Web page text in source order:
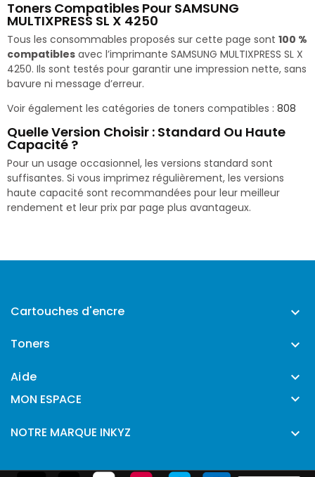
Toners Compatibles Pour SAMSUNG
MULTIXPRESS SL X 4250
Tous les consommables proposés sur cette page sont 100 %
compatibles avec l’imprimante SAMSUNG MULTIXPRESS SL X
4250. Ils sont testés pour garantir une impression nette, sans
bavure ni message d’erreur.
Voir également les catégories de toners compatibles : 808
Quelle Version Choisir : Standard Ou Haute
Capacité ?
Pour un usage occasionnel, les versions standard sont
suffisantes. Si vous imprimez régulièrement, les versions
haute capacité sont recommandées pour leur meilleur
rendement et leur prix par page plus avantageux.
Cartouches d'encre 
Toners 
Aide 
MON ESPACE 
NOTRE MARQUE INKYZ 